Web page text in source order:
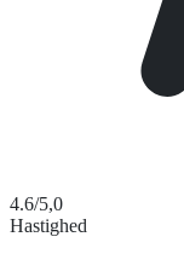
4.6/5,0
Hastighed